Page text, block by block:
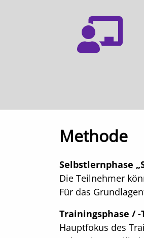
Methode
Selbstlernphase
Die Teilnehmer
Für das
Trainingsphase /
Hauptfokus des